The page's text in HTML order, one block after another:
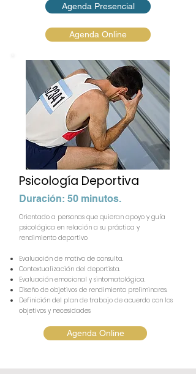
Agenda Presencial
Agenda Online
Psicología Deportiva
Duración: 50 minutos.
Orientado a personas que quieran apoyo y guía
psicológica en relación a su práctica y
rendimiento deportivo
Evaluación de motivo de consulta.
Contextualización del deportista.
Evaluación emocional y sintomatológica.
Diseño de objetivos de rendimiento preliminares.
Definición del plan de trabajo de acuerdo con los
objetivos y necesidades
Agenda Online